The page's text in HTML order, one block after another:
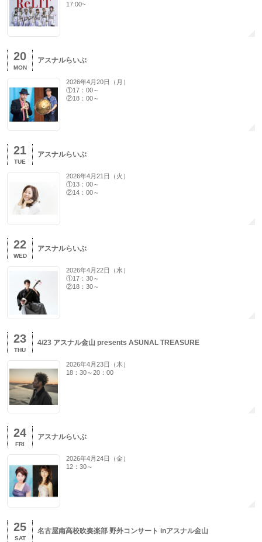
17:00~
20
MON
アスナルらいぶ
2026年4月20日（月）
①17：00～
②18：00～
21
TUE
アスナルらいぶ
2026年4月21日（火）
①13：00～
②14：00～
22
WED
アスナルらいぶ
2026年4月22日（水）
①17：30～
②18：30～
23
THU
4/23 アスナル金山 presents ASUNAL TREASURE
2026年4月23日（木）
18：30～20：00
24
FRI
アスナルらいぶ
2026年4月24日（金）
12：30～
25
SAT
名古屋南高校吹奏楽部 野外コンサート inアスナル金山